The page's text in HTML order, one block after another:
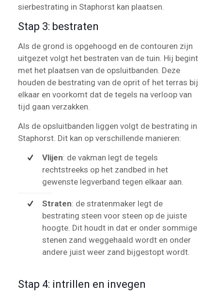
sierbestrating in Staphorst kan plaatsen.
Stap 3: bestraten
Als de grond is opgehoogd en de contouren zijn
uitgezet volgt het bestraten van de tuin. Hij begint
met het plaatsen van de opsluitbanden. Deze
houden de bestrating van de oprit of het terras bij
elkaar en voorkomt dat de tegels na verloop van
tijd gaan verzakken.
Als de opsluitbanden liggen volgt de bestrating in
Staphorst. Dit kan op verschillende manieren:
Vlijen: de vakman legt de tegels
rechtstreeks op het zandbed in het
gewenste legverband tegen elkaar aan.
Straten: de stratenmaker legt de
bestrating steen voor steen op de juiste
hoogte. Dit houdt in dat er onder sommige
stenen zand weggehaald wordt en onder
andere juist weer zand bijgestopt wordt.
Stap 4: intrillen en invegen